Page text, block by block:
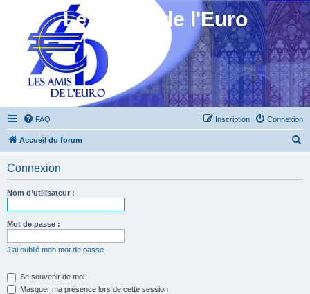
Les Amis de l'Euro
FAQ Connexion
Inscription
Accueil du forum
Connexion
Nom d’utilisateur :
Mot de passe :
J’ai oublié mon mot de passe
Se souvenir de moi
Masquer ma présence lors de cette session